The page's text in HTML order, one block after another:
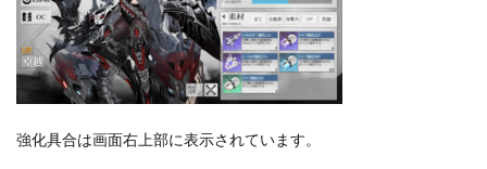
強化具合は画面右上部に表示されています。